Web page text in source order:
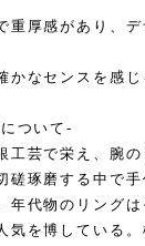
重厚感があり、
かなセンスを感じ
ついて-
工芸で栄え、腕
磋琢磨する中で
年代物のリング
気を博している